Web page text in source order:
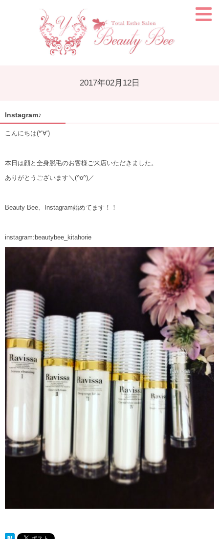
2017年02月12日
Instagram♪
こんにちは(*‘∀‘)
本日は顔と全身脱毛のお客様ご来店いただきました。
ありがとうございます＼(^o^)／
Beauty Bee、Instagram始めてます！！
instagram:beautybee_kitahorie